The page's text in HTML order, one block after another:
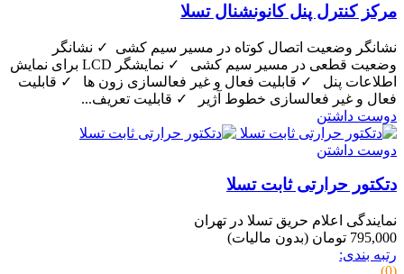
مرکز کنترل پنل کانونشنال تسلا
نشانگر وضعیت اتصال کوتاه در مسیر سیم کشی ✓ نشانگر
وضعیت قطعی در مسیر سیم کشی ✓ نمایشگر LCD برای نمایش
اطلاعات پنل ✓ قابلیت فعال و غیر فعالسازی زون ها ✓ قابلیت
فعال و غیر فعالسازی خطوط آژیر ✓ قابلیت تعریف...
دوست داشتن
دوست داشتن
دتکتور حرارتی ثابت تسلا
نمایندگی اعلام حریق تسلا در تهران
795,000 تومان
(بدون مالیات)
رتبه بندی: